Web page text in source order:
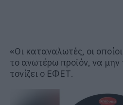
«Οι καταναλωτές, οι
το ανωτέρω προϊόν, να
τονίζει ο ΕΦΕΤ.